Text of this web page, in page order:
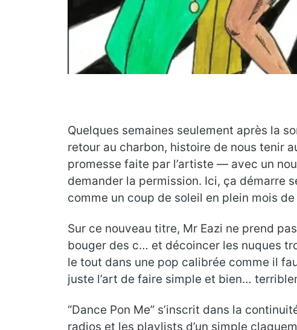
Quelques semaines seulement après la
retour au charbon, histoire de nous tenir
promesse faite par l’artiste — avec un
demander la permission. Ici, ça démarre
comme un coup de soleil en plein mois
Sur ce nouveau titre, Mr Eazi ne prend
bouger des c… et décoincer les nuques
le tout dans une pop calibrée comme il
juste l’art de faire simple et bien…
“Dance Pon Me” s’inscrit dans la
radios et les playlists d’un simple